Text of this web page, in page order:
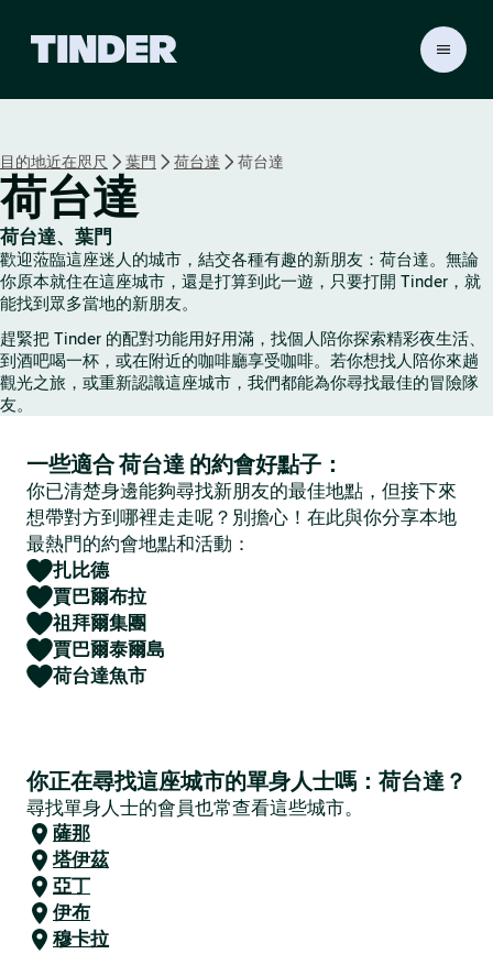
r
目的地近在咫尺 葉門 荷台達 荷台達
荷台達
荷台達、葉門
歡迎蒞臨這座迷人的城市，結交各種有趣的新朋友：荷台達。無論
你原本就住在這座城市，還是打算到此一遊，只要打開 Tinder，就
能找到眾多當地的新朋友。
趕緊把 Tinder 的配對功能用好用滿，找個人陪你探索精彩夜生活、
到酒吧喝一杯，或在附近的咖啡廳享受咖啡。若你想找人陪你來趟
觀光之旅，或重新認識這座城市，我們都能為你尋找最佳的冒險隊
友。
一些適合 荷台達 的約會好點子：
你已清楚身邊能夠尋找新朋友的最佳地點，但接下來
想帶對方到哪裡走走呢？別擔心！在此與你分享本地
最熱門的約會地點和活動：
扎比德
賈巴爾布拉
祖拜爾集團
賈巴爾泰爾島
荷台達魚市
你正在尋找這座城市的單身人士嗎：荷台達？
尋找單身人士的會員也常查看這些城市。
薩那
塔伊茲
亞丁
伊布
穆卡拉